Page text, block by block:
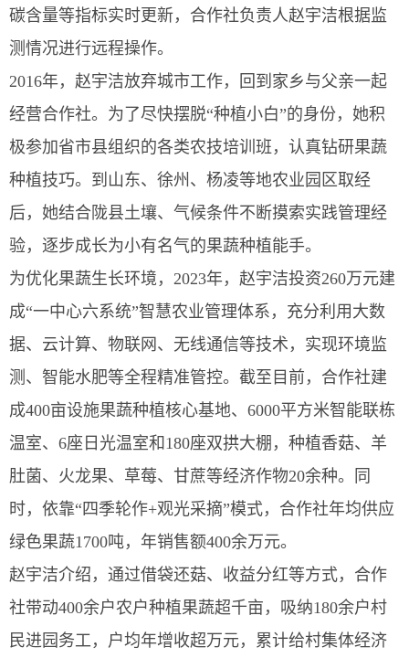
碳含量等指标实时更新，合作社负责人赵宇洁根据监
测情况进行远程操作。
2016年，赵宇洁放弃城市工作，回到家乡与父亲一起
经营合作社。为了尽快摆脱“种植小白”的身份，她积
极参加省市县组织的各类农技培训班，认真钻研果蔬
种植技巧。到山东、徐州、杨凌等地农业园区取经
后，她结合陇县土壤、气候条件不断摸索实践管理经
验，逐步成长为小有名气的果蔬种植能手。
为优化果蔬生长环境，2023年，赵宇洁投资260万元建
成“一中心六系统”智慧农业管理体系，充分利用大数
据、云计算、物联网、无线通信等技术，实现环境监
测、智能水肥等全程精准管控。截至目前，合作社建
成400亩设施果蔬种植核心基地、6000平方米智能联栋
温室、6座日光温室和180座双拱大棚，种植香菇、羊
肚菌、火龙果、草莓、甘蔗等经济作物20余种。同
时，依靠“四季轮作+观光采摘”模式，合作社年均供应
绿色果蔬1700吨，年销售额400余万元。
赵宇洁介绍，通过借袋还菇、收益分红等方式，合作
社带动400余户农户种植果蔬超千亩，吸纳180余户村
民进园务工，户均年增收超万元，累计给村集体经济